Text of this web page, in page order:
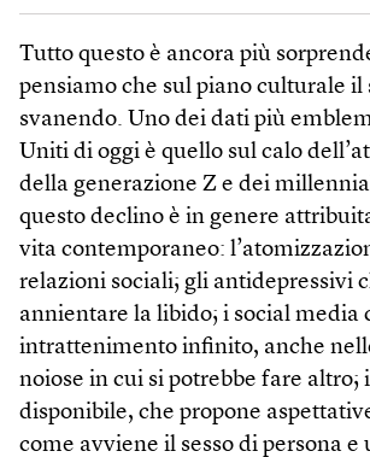
Tutto questo è ancora più
pensiamo che sul piano culturale il
svanendo. Uno dei dati più
Uniti di oggi è quello sul calo
della generazione Z e dei
questo declino è in genere
vita contemporaneo:
relazioni sociali; gli antidepressivi
annientare la libido; i social media
intrattenimento infinito, anche
noiose in cui si potrebbe fare altro;
disponibile, che propone
come avviene il sesso di persona e